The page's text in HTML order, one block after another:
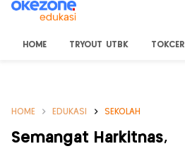
HOME TRYOUT UTBK TOKCER
HOME EDUKASI SEKOLAH
Semangat Harkitnas,